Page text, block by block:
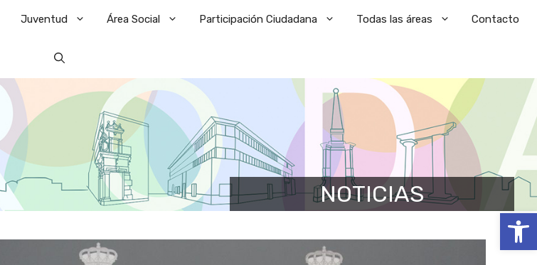
Abrir
Juventud Área Social Participación Ciudadana Todas las áreas Contacto
NOTICIAS